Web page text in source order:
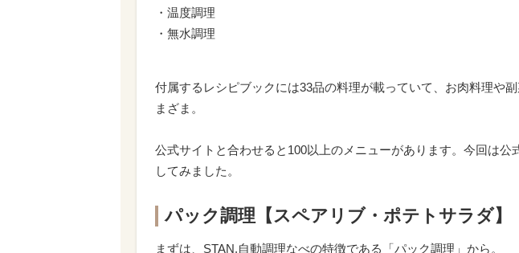
・温度調理
・無水調理
付属するレシピブックには33品の料理が載っていて、お肉料理や
まざま。
公式サイトと合わせると100以上のメニューがあります。今回は公
してみました。
パック調理【スペアリブ・ポテトサラダ】
まずは、STAN.自動調理なべの特徴である「パック調理」から。